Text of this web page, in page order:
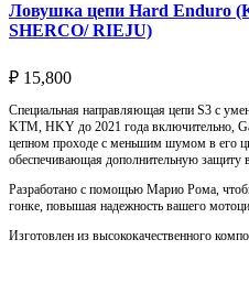
Ловушка цепи Hard Enduro
SHERCO/ RIEJU)
₽ 15,800
Специальная направляющая цепи S3 с
KTM, HKY до 2021 года включительно,
цепном проходе с меньшим шумом в его
обеспечивающая дополнительную защиту
Разработано с помощью Марио Рома,
гонке, повышая надежность вашего
Изготовлен из высококачественного